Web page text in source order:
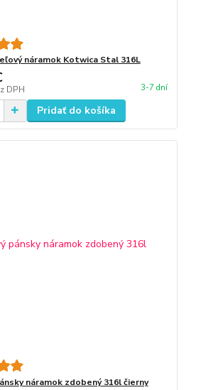
náramok Kotwica Stal 316L
DPH 3-7 dní
Pridať do košíka
náramok zdobený 316l čierny